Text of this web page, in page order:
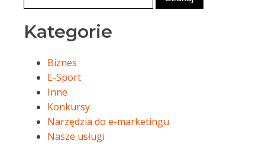
Kategorie
Biznes
E-Sport
Inne
Konkursy
Narzędzia do e-marketingu
Nasze usługi